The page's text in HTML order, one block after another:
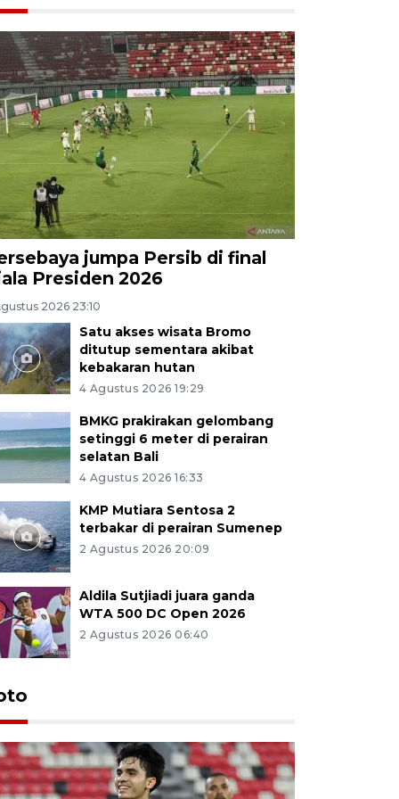
jumpa Persib di final
Presiden 2026
2026 23:10
Satu akses wisata Bromo
ditutup sementara akibat
kebakaran hutan
4 Agustus 2026 19:29
BMKG prakirakan gelombang
setinggi 6 meter di perairan
selatan Bali
4 Agustus 2026 16:33
KMP Mutiara Sentosa 2
terbakar di perairan Sumenep
2 Agustus 2026 20:09
Aldila Sutjiadi juara ganda
WTA 500 DC Open 2026
2 Agustus 2026 06:40